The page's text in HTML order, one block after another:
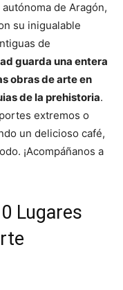
de Aragón,
su inigualable
de
guarda una entera
obras de arte en
de la prehistoria.
extremos o
un delicioso café,
¡Acompáñanos a
Lugares